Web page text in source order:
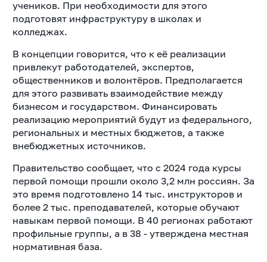
учеников. При необходимости для этого
подготовят инфраструктуру в школах и
колледжах.
В концепции говорится, что к её реализации
привлекут работодателей, экспертов,
общественников и волонтёров. Предполагается
для этого развивать взаимодействие между
бизнесом и государством. Финансировать
реализацию мероприятий будут из федерального,
региональных и местных бюджетов, а также
внебюджетных источников.
Правительство сообщает, что с 2024 года курсы
первой помощи прошли около 3,2 млн россиян. За
это время подготовлено 14 тыс. инструкторов и
более 2 тыс. преподавателей, которые обучают
навыкам первой помощи. В 40 регионах работают
профильные группы, а в 38 - утверждена местная
нормативная база.